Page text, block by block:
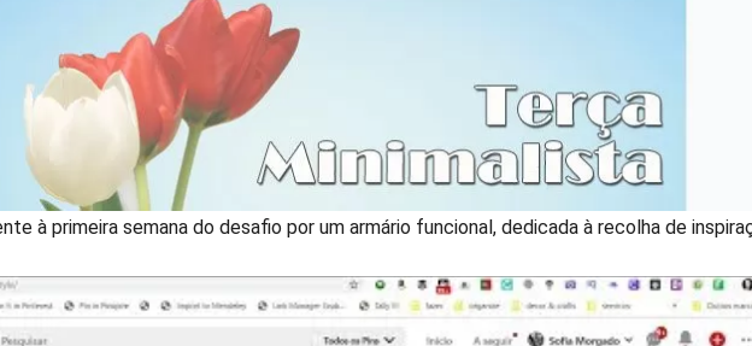
à primeira semana do desafio por um armário funcional, dedicada à recolha de